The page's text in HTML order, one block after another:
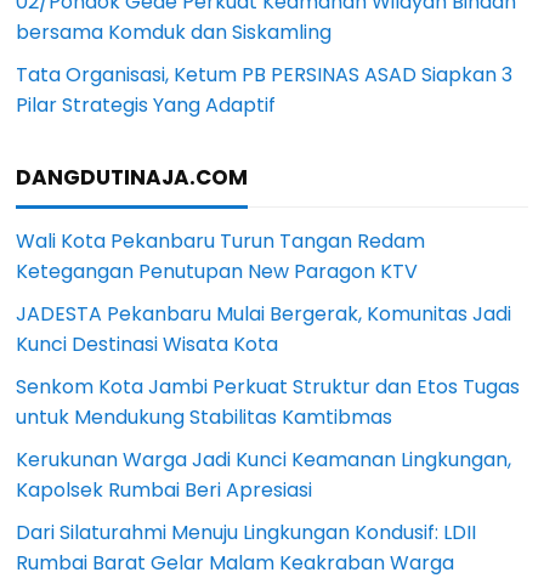
bersama Komduk dan Siskamling
Tata Organisasi, Ketum PB PERSINAS ASAD Siapkan 3
Pilar Strategis Yang Adaptif
DANGDUTINAJA.COM
Wali Kota Pekanbaru Turun Tangan Redam
Ketegangan Penutupan New Paragon KTV
JADESTA Pekanbaru Mulai Bergerak, Komunitas Jadi
Kunci Destinasi Wisata Kota
Senkom Kota Jambi Perkuat Struktur dan Etos Tugas
untuk Mendukung Stabilitas Kamtibmas
Kerukunan Warga Jadi Kunci Keamanan Lingkungan,
Kapolsek Rumbai Beri Apresiasi
Dari Silaturahmi Menuju Lingkungan Kondusif: LDII
Rumbai Barat Gelar Malam Keakraban Warga